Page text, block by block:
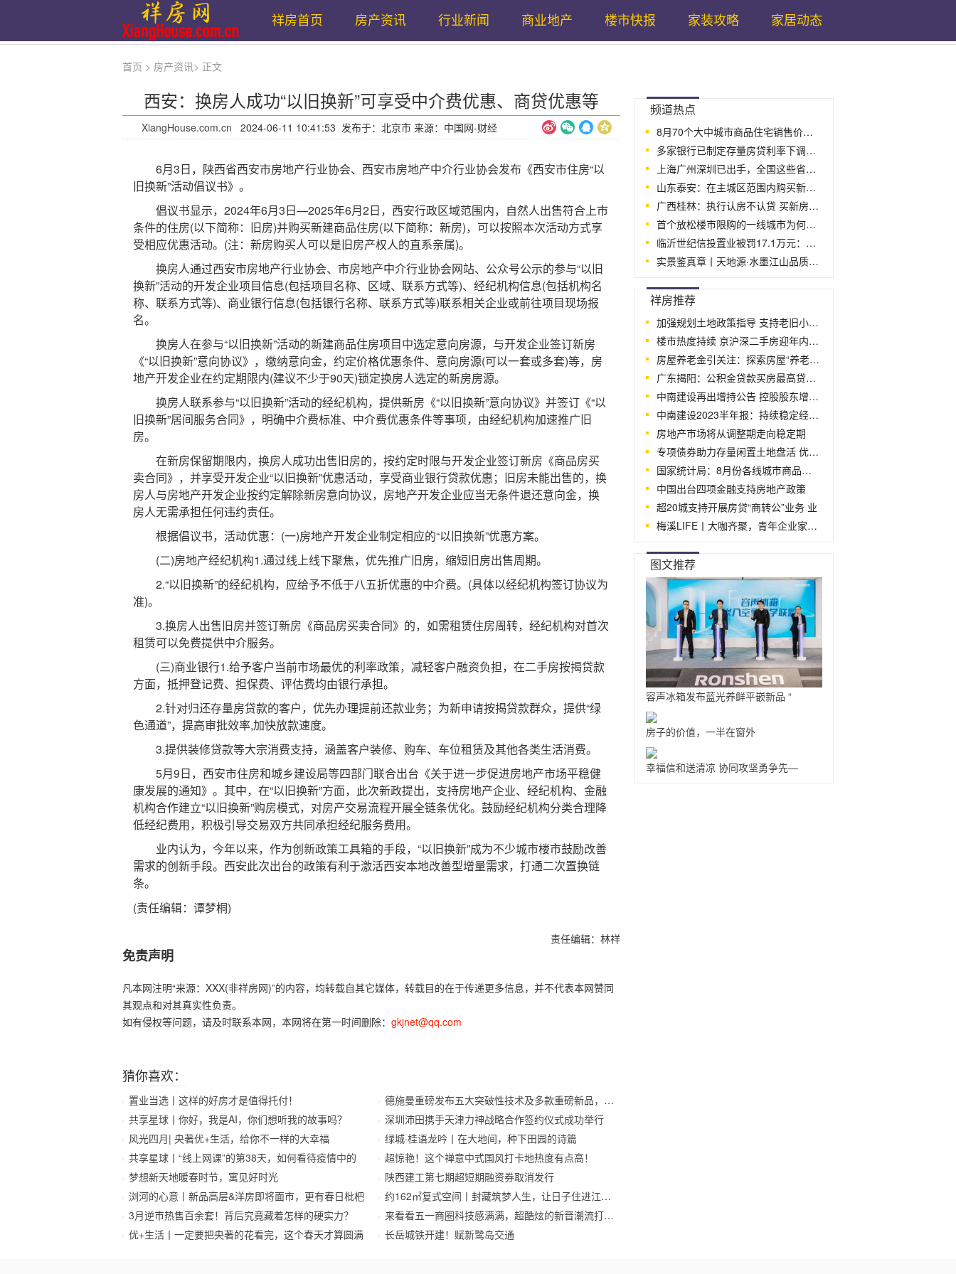
祥房首页 房产资讯 行业新闻 商业地产 楼市快报 家装攻略 家居动态
首页 > 房产资讯> 正文
西安：换房人成功“以旧换新”可享受中介费优惠、商贷优惠等
XiangHouse.com.cn 2024-06-11 10:41:53 发布于：北京市 来源：中国网-财经
6月3日，陕西省西安市房地产行业协会、西安市房地产中介行业协会发布《西安市住房“以
旧换新”活动倡议书》。
倡议书显示，2024年6月3日—2025年6月2日，西安行政区域范围内，自然人出售符合上市
条件的住房(以下简称：旧房)并购买新建商品住房(以下简称：新房)，可以按照本次活动方式享
受相应优惠活动。(注：新房购买人可以是旧房产权人的直系亲属)。
换房人通过西安市房地产行业协会、市房地产中介行业协会网站、公众号公示的参与“以旧
换新”活动的开发企业项目信息(包括项目名称、区域、联系方式等)、经纪机构信息(包括机构名
称、联系方式等)、商业银行信息(包括银行名称、联系方式等)联系相关企业或前往项目现场报
名。
换房人在参与“以旧换新”活动的新建商品住房项目中选定意向房源，与开发企业签订新房
《“以旧换新”意向协议》，缴纳意向金，约定价格优惠条件、意向房源(可以一套或多套)等，房
地产开发企业在约定期限内(建议不少于90天)锁定换房人选定的新房房源。
换房人联系参与“以旧换新”活动的经纪机构，提供新房《“以旧换新”意向协议》并签订《“以
旧换新”居间服务合同》，明确中介费标准、中介费优惠条件等事项，由经纪机构加速推广旧
房。
在新房保留期限内，换房人成功出售旧房的，按约定时限与开发企业签订新房《商品房买
卖合同》，并享受开发企业“以旧换新”优惠活动，享受商业银行贷款优惠；旧房未能出售的，换
房人与房地产开发企业按约定解除新房意向协议，房地产开发企业应当无条件退还意向金，换
房人无需承担任何违约责任。
根据倡议书，活动优惠：(一)房地产开发企业制定相应的“以旧换新”优惠方案。
(二)房地产经纪机构1.通过线上线下聚焦，优先推广旧房，缩短旧房出售周期。
2.“以旧换新”的经纪机构，应给予不低于八五折优惠的中介费。(具体以经纪机构签订协议为
准)。
3.换房人出售旧房并签订新房《商品房买卖合同》的，如需租赁住房周转，经纪机构对首次
租赁可以免费提供中介服务。
(三)商业银行1.给予客户当前市场最优的利率政策，减轻客户融资负担，在二手房按揭贷款
方面，抵押登记费、担保费、评估费均由银行承担。
2.针对归还存量房贷款的客户，优先办理提前还款业务；为新申请按揭贷款群众，提供“绿
色通道”，提高审批效率,加快放款速度。
3.提供装修贷款等大宗消费支持，涵盖客户装修、购车、车位租赁及其他各类生活消费。
5月9日，西安市住房和城乡建设局等四部门联合出台《关于进一步促进房地产市场平稳健
康发展的通知》。其中，在“以旧换新”方面，此次新政提出，支持房地产企业、经纪机构、金融
机构合作建立“以旧换新”购房模式，对房产交易流程开展全链条优化。鼓励经纪机构分类合理降
低经纪费用，积极引导交易双方共同承担经纪服务费用。
业内认为，今年以来，作为创新政策工具箱的手段，“以旧换新”成为不少城市楼市鼓励改善
需求的创新手段。西安此次出台的政策有利于激活西安本地改善型增量需求，打通二次置换链
条。
(责任编辑：谭梦桐)
责任编辑：林祥
免责声明
凡本网注明“来源：XXX(非祥房网)”的内容，均转载自其它媒体，转载目的在于传递更多信息，并不代表本网赞同
其观点和对其真实性负责。
如有侵权等问题，请及时联系本网，本网将在第一时间删除： gkjnet@qq.com
猜你喜欢：
置业当选丨这样的好房才是值得托付！
共享星球丨你好，我是AI，你们想听我的故事吗？
风光四月| 央著优+生活，给你不一样的大幸福
共享星球丨“线上网课”的第38天，如何看待疫情中的
梦想新天地暖春时节，寓见好时光
浏河的心意丨新品高层&洋房即将面市，更有春日枇杷
3月逆市热售百余套！背后究竟藏着怎样的硬实力？
优+生活丨一定要把央著的花看完，这个春天才算圆满
德施曼重磅发布五大突破性技术及多款重磅新品，开启
深圳沛田携手天津力神战略合作签约仪式成功举行
绿城·桂语龙吟丨在大地间，种下田园的诗篇
超惊艳！这个禅意中式国风打卡地热度有点高！
陕西建工第七期超短期融资券取消发行
约162㎡复式空间丨封藏筑梦人生，让日子住进江南里
来看看五一商圈科技感满满，超酷炫的新晋潮流打卡地
长岳城铁开建！赋新鹭岛交通
频道热点
8月70个大中城市商品住宅销售价格：上涨
多家银行已制定存量房贷利率下调预案
上海广州深圳已出手，全国这些省份和城市
山东泰安：在主城区范围内购买新建商品住
广西桂林：执行认房不认贷 买新房按缴纳
首个放松楼市限购的一线城市为何是广州
临沂世纪信投置业被罚17.1万元：未取得许
实景鉴真章丨天地源·水墨江山品质交付
祥房推荐
加强规划土地政策指导 支持老旧小区改
楼市热度持续 京沪深二手房迎年内成交
房屋养老金引关注：探索房屋“养老” 22
广东揭阳：公积金贷款买房最高贷60万 二
中南建设再出增持公告 控股股东增持振
中南建设2023半年报：持续稳定经营底盘
房地产市场将从调整期走向稳定期
专项债券助力存量闲置土地盘活 优化房
国家统计局：8月份各线城市商品住宅销售
中国出台四项金融支持房地产政策
超20城支持开展房贷“商转公”业务 业
梅溪LIFE丨大咖齐聚，青年企业家实践基地
图文推荐
容声冰箱发布蓝光养鲜平嵌新品 “
房子的价值，一半在窗外
幸福信和送清凉 协同攻坚勇争先—